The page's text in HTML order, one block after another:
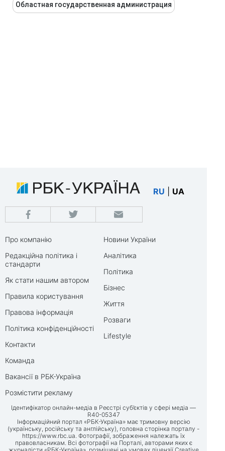
Областная государственная администрация
RU UA
Про компанію
Редакційна політика і
стандарти
Як стати нашим автором
Правила користування
Правова інформація
Політика конфіденційності
Контакти
Команда
Вакансії в РБК-Україна
Розмістити рекламу
Новини України
Аналітика
Політика
Бізнес
Життя
Розваги
Lifestyle
Ідентифікатор онлайн-медіа в Реєстрі суб’єктів у сфері медіа —
R40-05347
Інформаційний портал «РБК-Україна» має тримовну версію
(українську, російську та англійську), головна сторінка порталу -
https://www.rbc.ua. Фотографії, зображення належать їх
правовласникам. Всі фотографії на Порталі, авторами яких є